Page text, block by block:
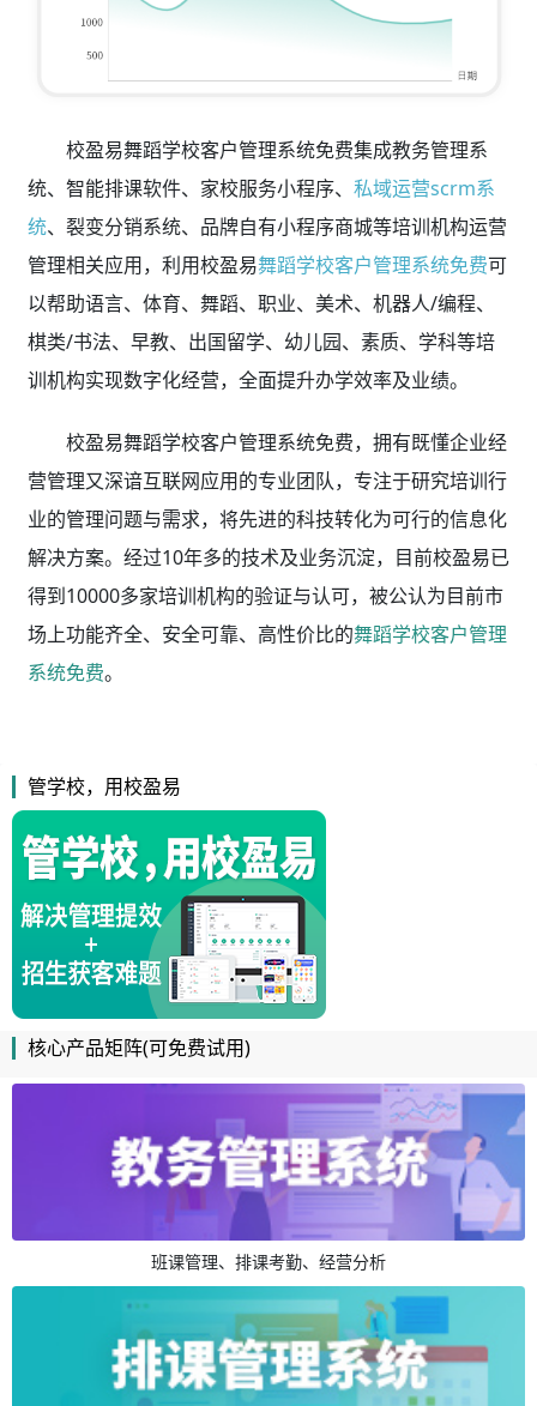
校盈易舞蹈学校客户管理系统免费集成教务管理系
统、智能排课软件、家校服务小程序、 私域运营scrm系
统、裂变分销系统、品牌自有小程序商城等培训机构运营
管理相关应用，利用校盈易舞蹈学校客户管理系统免费可
以帮助语言、体育、舞蹈、职业、美术、机器人/编程、
棋类/书法、早教、出国留学、幼儿园、素质、学科等培
训机构实现数字化经营，全面提升办学效率及业绩。
校盈易舞蹈学校客户管理系统免费，拥有既懂企业经
营管理又深谙互联网应用的专业团队，专注于研究培训行
业的管理问题与需求，将先进的科技转化为可行的信息化
解决方案。经过10年多的技术及业务沉淀，目前校盈易已
得到10000多家培训机构的验证与认可，被公认为目前市
场上功能齐全、安全可靠、高性价比的舞蹈学校客户管理
系统免费。
管学校，用校盈易
核心产品矩阵(可免费试用)
班课管理、排课考勤、经营分析